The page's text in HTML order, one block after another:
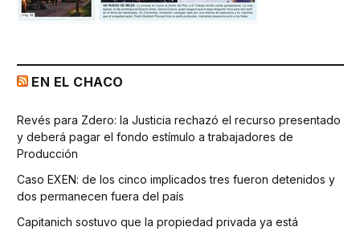
EN EL CHACO
Revés para Zdero: la Justicia rechazó el recurso presentado
y deberá pagar el fondo estímulo a trabajadores de
Producción
Caso EXEN: de los cinco implicados tres fueron detenidos y
dos permanecen fuera del país
Capitanich sostuvo que la propiedad privada ya está